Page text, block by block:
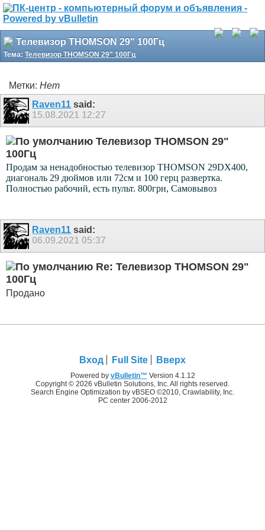
Телевизор THOMSON 29" 100Гц
Тема: Телевизор THOMSON 29" 100Гц
Метки: Нет
Raven11 said:
15.08.2021 12:27
Телевизор THOMSON 29"
100Гц
Продам за ненадобностью телевизор THOMSON 29DX400,
диагональ 29 дюймов или 72см и 100 герц развертка.
Полностью рабочий, есть пульт. 800грн, Самовывоз
Raven11 said:
06.09.2021 05:37
Re: Телевизор THOMSON 29"
100Гц
Продано
Вход Full Site Вверх
Powered by vBulletin™ Version 4.1.12
Copyright © 2026 vBulletin Solutions, Inc. All rights reserved.
Search Engine Optimization by vBSEO ©2010, Crawlability, Inc.
PC center 2006-2012